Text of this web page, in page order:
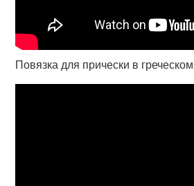
Повязка для прически в